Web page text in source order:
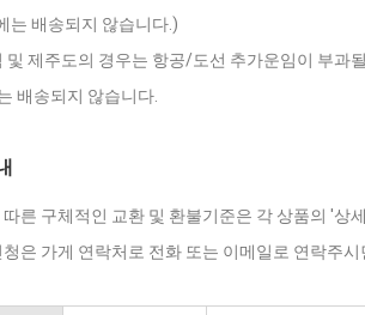
는 배송되지 않습니다.)
및 제주도의 경우는 항공/도선 추가운임이 부과
배송되지 않습니다.
른 구체적인 교환 및 환불기준은 각 상품의 '상
은 가게 연락처로 전화 또는 이메일로 연락주